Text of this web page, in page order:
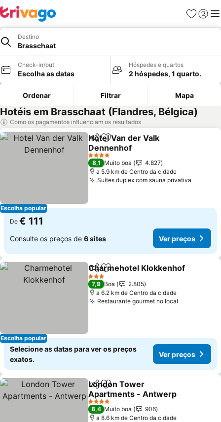
Favoritos
Iniciar
Destino
Brasschaat
Check-in/out
Escolha as datas
Hóspedes e quartos
2 hóspedes, 1 quarto.
Ordenar Filtrar Mapa
Hotéis em Brasschaat (Flandres, Bélgica)
Como os pagamentos influenciam os resultados
Escolha popular
PartilharAdicionar aos favoritos
Hotel Van der Valk
Dennenhof
4 Estrelas
8,1 Muito boa
4.827
a 5.9 km de Centro da cidade
Suítes duplex com sauna privativa
De € 111
Consulte os preços de 6 sites Ver preços
Escolha popular
PartilharAdicionar aos favoritos
Charmehotel Klokkenhof
3 Estrelas
7,9 Boa
2.805
a 6.2 km de Centro da cidade
Restaurante gourmet no local
Selecione as datas para ver os preços
exatos.
Ver preços
PartilharAdicionar aos favoritos
London Tower
Apartments - Antwerp
4 Estrelas
8,4 Muito boa
906
a 8.6 km de Centro da cidade